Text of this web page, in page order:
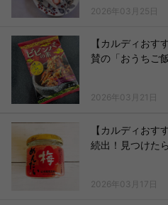
2026年03月25日
【カルディおす
賛の「おうちご
2026年03月21日
【カルディおす
続出！見つけた
2026年03月17日